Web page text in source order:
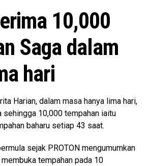
10,000
Saga dalam
hari
Harian, dalam masa hanya lima hari,
10,000 tempahan iaitu
baharu setiap 43 saat.
sejak PROTON mengumumkan
tempahan pada 10